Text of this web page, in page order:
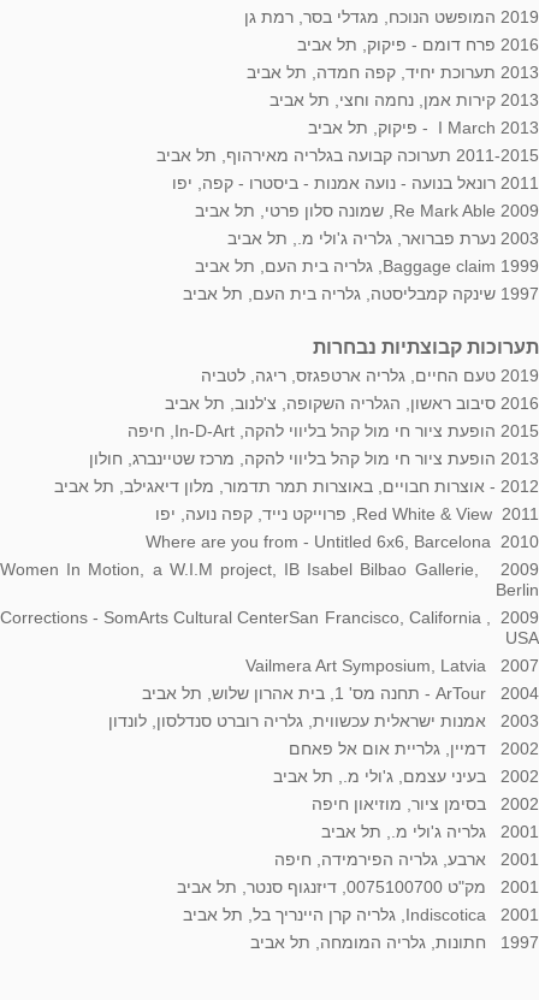
2019 המופשט הנוכח, מגדלי בסר, רמת גן
2016 פרח דומם - פיקוק, תל אביב
2013 תערוכת יחיד, קפה חמדה, תל אביב
2013 קירות אמן, נחמה וחצי, תל אביב
I March 2013 - פיקוק, תל אביב
2011-2015 תערוכה קבועה בגלריה מאירהוף, תל אביב
2011 רונאל בנועה - נועה אמנות - ביסטרו - קפה, יפו
Re Mark Able 2009, שמונה סלון פרטי, תל אביב
2003 נערת פברואר, גלריה ג'ולי מ., תל אביב
Baggage claim 1999, גלריה בית העם, תל אביב
1997 שינקה קמבליסטה, גלריה בית העם, תל אביב
תערוכות קבוצתיות נבחרות
2019 טעם החיים, גלריה ארטפגזס, ריגה, לטביה
2016 סיבוב ראשון, הגלריה השקופה, צ
'לנוב, תל אביב
2015 הופעת ציור חי מול קהל בליווי להקה, In-D-Art, חיפה
2013 הופעת ציור חי מול קהל בליווי להקה, מרכז שטיינברג, חולון
2012 - אוצרות חבויים, באוצרות תמר תדמור, מלון דיאגילב, תל אביב
2011 Red White & View, פרוייקט נייד, קפה נועה, יפו
2010 Where are you from - Untitled 6x6, Barcelona
2009 Women In Motion, a W.I.M project, IB Isabel Bilbao Gallerie,
Berlin
2009 Corrections - SomArts Cultural CenterSan Francisco, California ,
USA
2007 Vailmera Art Symposium, Latvia
2004 ArTour - תחנה מס' 1, בית אהרון שלוש, תל אביב
2003 אמנות ישראלית עכשווית, גלריה רוברט סנדלסון, לונדון
2002 דמיין, גלריית אום אל פאחם
2002 בעיני עצמם, ג'ולי מ., תל אביב
2002 בסימן ציור, מוזיאון חיפה
2001 גלריה ג'ולי מ., תל אביב
2001 ארבע, גלריה הפירמידה, חיפה
2001 מק"ט 0075100700, דיזנגוף סנטר, תל אביב
2001 Indiscotica, גלריה קרן היינריך בל, תל אביב
1997 חתונות, גלריה המומחה, תל אביב